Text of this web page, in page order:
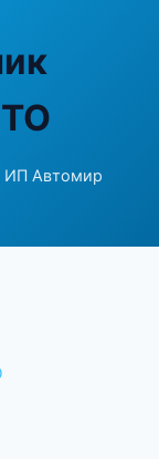
ИП Автомир